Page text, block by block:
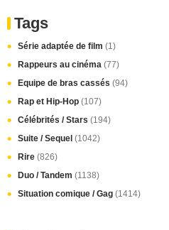
Tags
Série adaptée de film (1)
Rappeurs au cinéma (77)
Equipe de bras cassés (94)
Rap et Hip-Hop (107)
Célébrités / Stars (194)
Suite / Sequel (1042)
Rire (826)
Duo / Tandem (1138)
Situation comique / Gag (1414)